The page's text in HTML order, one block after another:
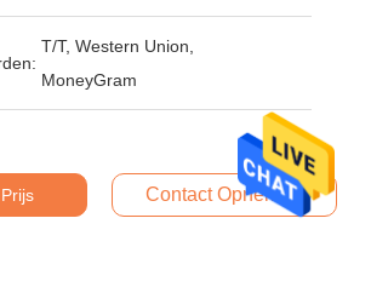
T/T, Western Union,
MoneyGram
Contact Opnemen